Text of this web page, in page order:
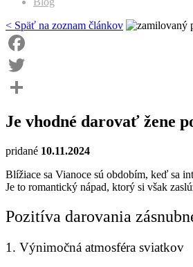
< Späť na zoznam článkov
Facebook
Twitter
Je vhodné darovať žene
pridané 10.11.2024
Blížiace sa Vianoce sú obdobím, keď sa
Je to romantický nápad, ktorý si však
Pozitíva darovania
1. Výnimočná atmosféra sviatkov